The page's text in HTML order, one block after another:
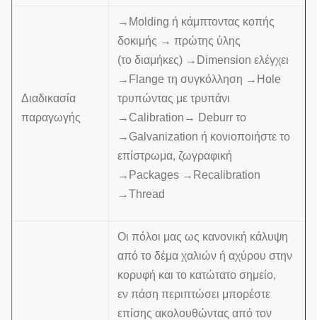
Διαδικασία
παραγωγής
→Molding ή κάμπτοντας κοπής
δοκιμής → πρώτης ύλης
(το διαμήκες) →Dimension ελέγχει
→Flange τη συγκόλληση →Hole
τρυπώντας με τρυπάνι
→Calibration→ Deburr το
→Galvanization ή κονιοποιήστε το
επίστρωμα, ζωγραφική
→Packages →Recalibration
→Thread
Οι πόλοι μας ως κανονική κάλυψη
από το δέμα χαλιών ή αχύρου στην
κορυφή και το κατώτατο σημείο,
εν πάση περιπτώσει μπορέστε
επίσης ακολουθώντας από τον